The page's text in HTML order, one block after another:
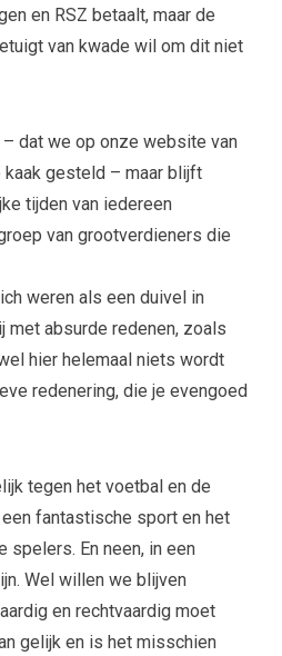
en RSZ betaalt, maar de
van kwade wil om dit niet
dat we op onze website van
kaak gesteld – maar blijft
tijden van iedereen
van grootverdieners die
weren als een duivel in
met absurde redenen, zoals
hier helemaal niets wordt
redenering, die je evengoed
tegen het voetbal en de
fantastische sport en het
spelers. En neen, in een
Wel willen we blijven
en rechtvaardig moet
gelijk en is het misschien